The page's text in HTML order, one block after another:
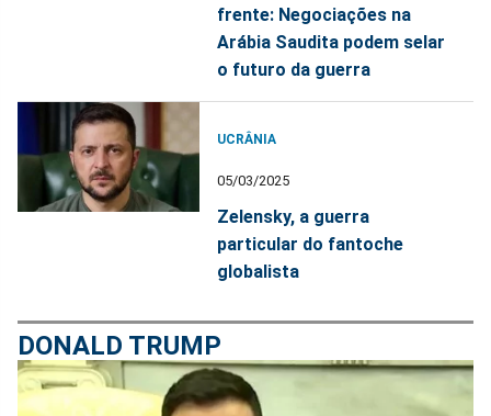
frente: Negociações na
Arábia Saudita podem selar
o futuro da guerra
UCRÂNIA
05/03/2025
Zelensky, a guerra
particular do fantoche
globalista
DONALD TRUMP